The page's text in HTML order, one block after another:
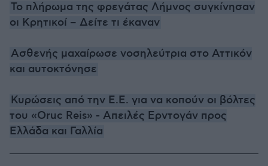
Το πλήρωμα της φρεγάτας Λήμνος συγκίνησαν
οι Κρητικοί – Δείτε τι έκαναν
Ασθενής μαχαίρωσε νοσηλεύτρια στο Αττικόν
και αυτοκτόνησε
Κυρώσεις από την Ε.Ε. για να κοπούν οι βόλτες
του «Oruc Reis» - Απειλές Ερντογάν προς
Ελλάδα και Γαλλία